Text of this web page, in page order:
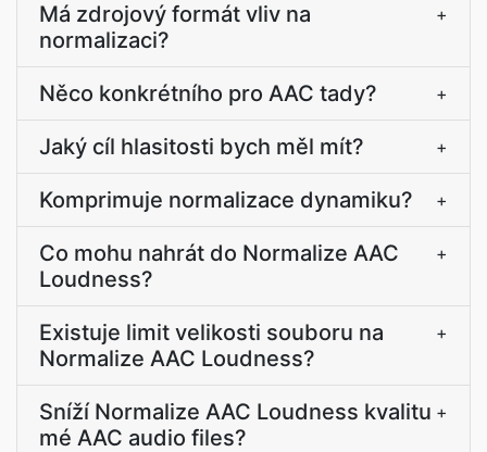
Má zdrojový formát vliv na
normalizaci?
+
Něco konkrétního pro AAC tady? +
Jaký cíl hlasitosti bych měl mít? +
Komprimuje normalizace dynamiku? +
Co mohu nahrát do Normalize AAC
Loudness?
+
Existuje limit velikosti souboru na
Normalize AAC Loudness?
+
Sníží Normalize AAC Loudness kvalitu
mé AAC audio files?
+